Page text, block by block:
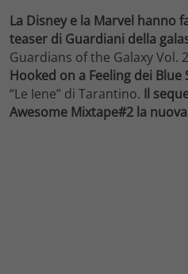
La Disney e la Marvel hanno
teaser di Guardiani della
Guardians of the Galaxy Vol.
Hooked on a Feeling dei Blue
“Le Iene” di Tarantino. Il
Awesome Mixtape#2 la